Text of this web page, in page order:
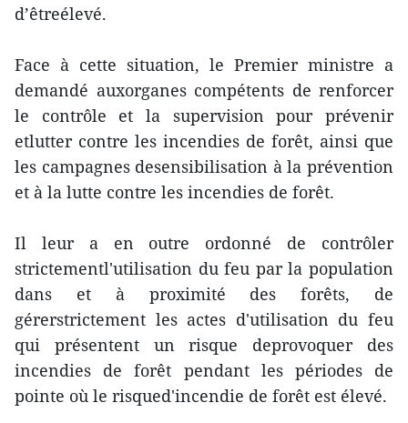
d’êtreélevé.
Face à cette situation, le Premier ministre a
demandé auxorganes compétents de renforcer
le contrôle et la supervision pour prévenir
etlutter contre les incendies de forêt, ainsi que
les campagnes desensibilisation à la prévention
et à la lutte contre les incendies de forêt.
Il leur a en outre ordonné de contrôler
strictementl'utilisation du feu par la population
dans et à proximité des forêts, de
gérerstrictement les actes d'utilisation du feu
qui présentent un risque deprovoquer des
incendies de forêt pendant les périodes de
pointe où le risqued'incendie de forêt est élevé.